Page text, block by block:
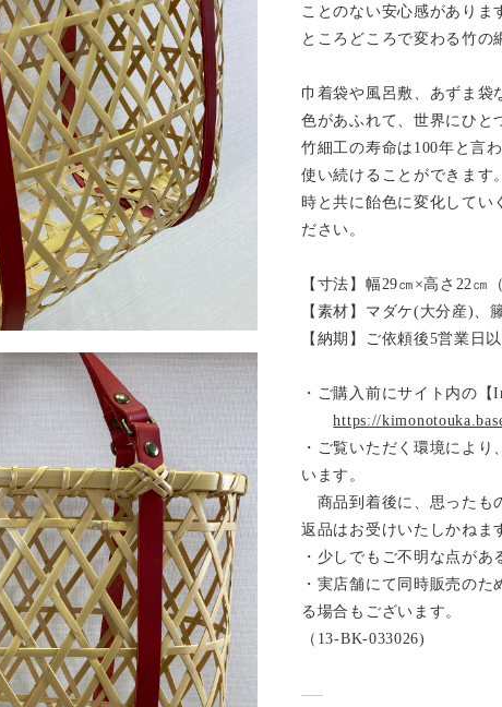
ことのない安心感がありま
ところどころで変わる竹の
巾着袋や風呂敷、あずま袋
色があふれて、世界にひと
竹細工の寿命は100年と言
使い続けることができます
時と共に飴色に変化してい
ださい。
【寸法】幅29㎝×高さ22㎝
【素材】マダケ(大分産)、
【納期】ご依頼後5営業日
・ご購入前にサイト内の
https://
・ご覧いただく環境によ
います。
商品到着後に、思ったも
返品はお受けいたしかねま
・少しでもご不明な点が
・実店舗にて同時販売の
る場合もございます。
（13-BK-033026)